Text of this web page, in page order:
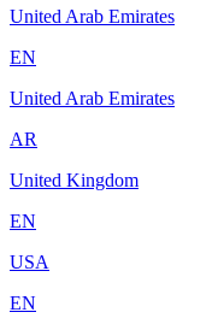
United Arab Emirates
EN
United Arab Emirates
AR
United Kingdom
EN
USA
EN